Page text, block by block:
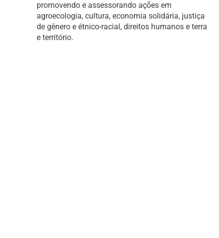
promovendo e assessorando ações em
agroecologia, cultura, economia solidária, justiça
de gênero e étnico-racial, direitos humanos e terra
e território.